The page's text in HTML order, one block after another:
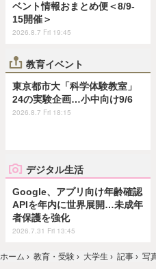
ベント情報おまとめ便＜8/9-
15開催＞
2026.8.7 Fri 19:45
教育イベント
東京都市大「科学体験教室」
24の実験企画…小中向け9/6
2026.8.7 Fri 18:15
デジタル生活
Google、アプリ向け年齢確認
APIを年内に世界展開…未成年
者保護を強化
2026.7.31 Fri 13:45
ホーム › 教育・受験 › 大学生 › 記事 › 写